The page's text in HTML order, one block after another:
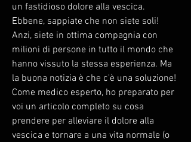
un fastidioso dolore alla vescica.
Ebbene, sappiate che non siete soli!
Anzi, siete in ottima compagnia con
milioni di persone in tutto il mondo che
hanno vissuto la stessa esperienza. Ma
la buona notizia è che c'è una soluzione!
Come medico esperto, ho preparato per
voi un articolo completo su cosa
prendere per alleviare il dolore alla
vescica e tornare a una vita normale (o